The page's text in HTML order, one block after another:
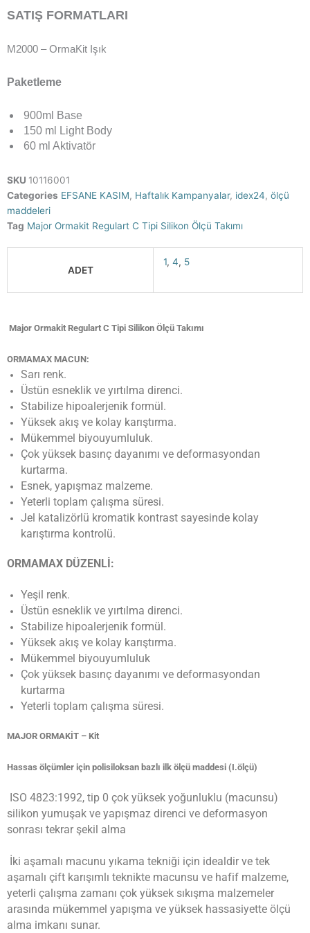
SATIŞ FORMATLARI
M2000 – OrmaKit Işık
Paketleme
900ml Base
150 ml Light Body
60 ml Aktivatör
SKU 10116001
Categories EFSANE KASIM, Haftalık Kampanyalar, idex24, ölçü
maddeleri
Tag Major Ormakit Regulart C Tipi Silikon Ölçü Takımı
ADET
1, 4, 5
Major Ormakit Regulart C Tipi Silikon Ölçü Takımı
ORMAMAX MACUN:
Sarı renk.
Üstün esneklik ve yırtılma direnci.
Stabilize hipoalerjenik formül.
Yüksek akış ve kolay karıştırma.
Mükemmel biyouyumluluk.
Çok yüksek basınç dayanımı ve deformasyondan
kurtarma.
Esnek, yapışmaz malzeme.
Yeterli toplam çalışma süresi.
Jel katalizörlü kromatik kontrast sayesinde kolay
karıştırma kontrolü.
ORMAMAX DÜZENLİ:
Yeşil renk.
Üstün esneklik ve yırtılma direnci.
Stabilize hipoalerjenik formül.
Yüksek akış ve kolay karıştırma.
Mükemmel biyouyumluluk
Çok yüksek basınç dayanımı ve deformasyondan
kurtarma
Yeterli toplam çalışma süresi.
MAJOR ORMAKİT – Kit
Hassas ölçümler için polisiloksan bazlı ilk ölçü maddesi (I.ölçü)
ISO 4823:1992, tip 0 çok yüksek yoğunluklu (macunsu)
silikon yumuşak ve yapışmaz direnci ve deformasyon
sonrası tekrar şekil alma
İki aşamalı macunu yıkama tekniği için idealdir ve tek
aşamalı çift karışımlı teknikte macunsu ve hafif malzeme,
yeterli çalışma zamanı çok yüksek sıkışma malzemeler
arasında mükemmel yapışma ve yüksek hassasiyette ölçü
alma imkanı sunar.